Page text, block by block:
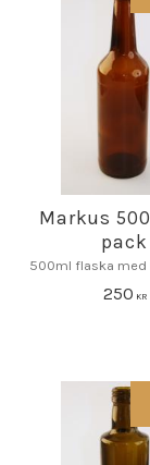
Markus
pack
500ml flaska med
250 KR